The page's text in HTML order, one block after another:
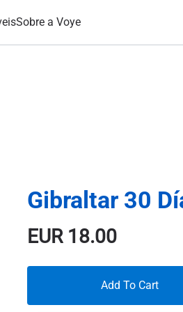
Sobre a Voye
Gibraltar 30
EUR18.00
Add To Cart